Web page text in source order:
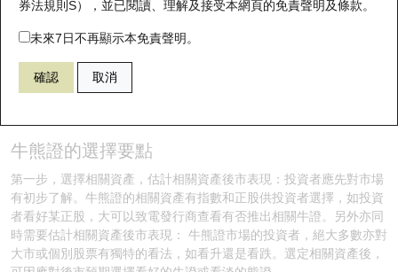
券法規則S），並已閱讀、理解及接受本網頁的免責聲明及條款。
未來7日不再顯示本免責聲明。
確認 取消
牛熊證的選擇要點
第一步，選擇相關資產，估計相關資產後市表現：投資者應先對市場
有初步了解。牛熊證的相關資產有指數和正股供投資者選擇，如投資
者看好某正股，大可以致電發行商查看有否推出相關牛證。另外亦同
時需要估計相關資產後市表現： 牛熊證市場的投資者，絕大多數亦對
大市或個別股票有獨特的看法，如看升還是看跌。選定相關資產後，
即將到期認股證
認股證到期結算價查詢
認股證分析儀
引伸波幅比較圖
認股證/牛熊證日誌
牛熊證街貨分佈圖
正股牛熊證列表
新發行瑞銀牛熊證
即將到期牛熊證
牛熊證到期結算價查詢
十天股證佔大市成交
資金流
街貨統計
恒指成份股
國指成份股
科指成份股
業績及經濟日曆
中資ETFs溢價比較
講座及教育短片
認股證投資者教育
牛熊證投資者教育